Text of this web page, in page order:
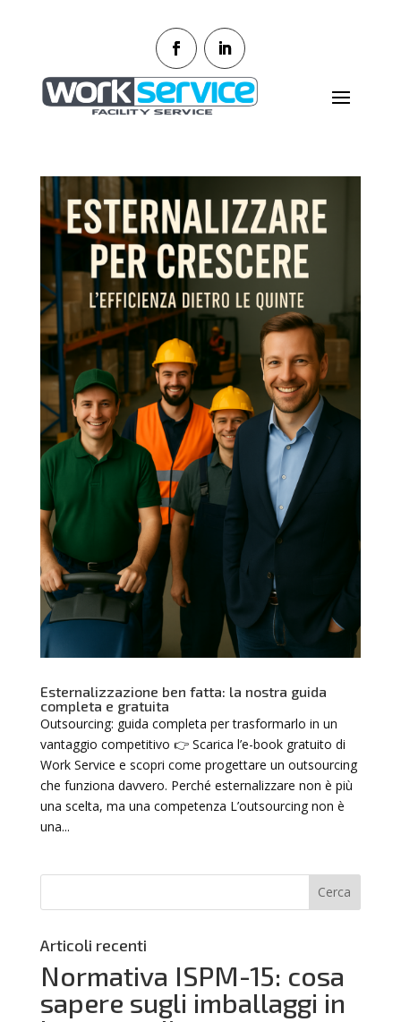
Esternalizzazione ben fatta: la nostra guida
completa e gratuita
Outsourcing: guida completa per trasformarlo in un
vantaggio competitivo 👉 Scarica l’e-book gratuito di
Work Service e scopri come progettare un outsourcing
che funziona davvero. Perché esternalizzare non è più
una scelta, ma una competenza L’outsourcing non è
una...
Articoli recenti
Normativa ISPM-15: cosa
sapere sugli imballaggi in